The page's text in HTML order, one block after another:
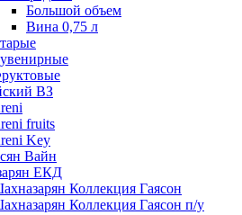
Большой объем
Вина 0,75 л
ВЗ
fruits
Key
Вайн
ЕКД
Коллекция Гаясон
Коллекция Гаясон п/у